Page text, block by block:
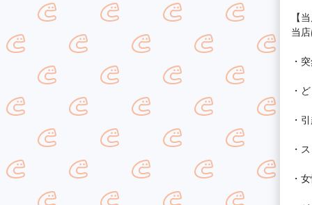
【
当
・
・
・
・
・